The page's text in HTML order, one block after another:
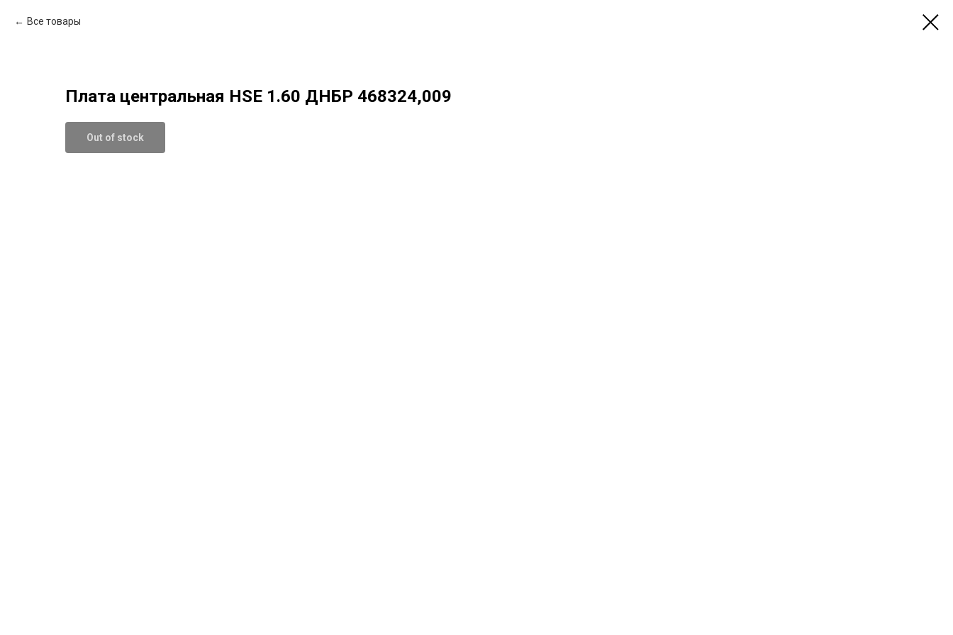
Все товары
Плата центральная HSE 1.60 ДНБР 468324,009
Out of stock